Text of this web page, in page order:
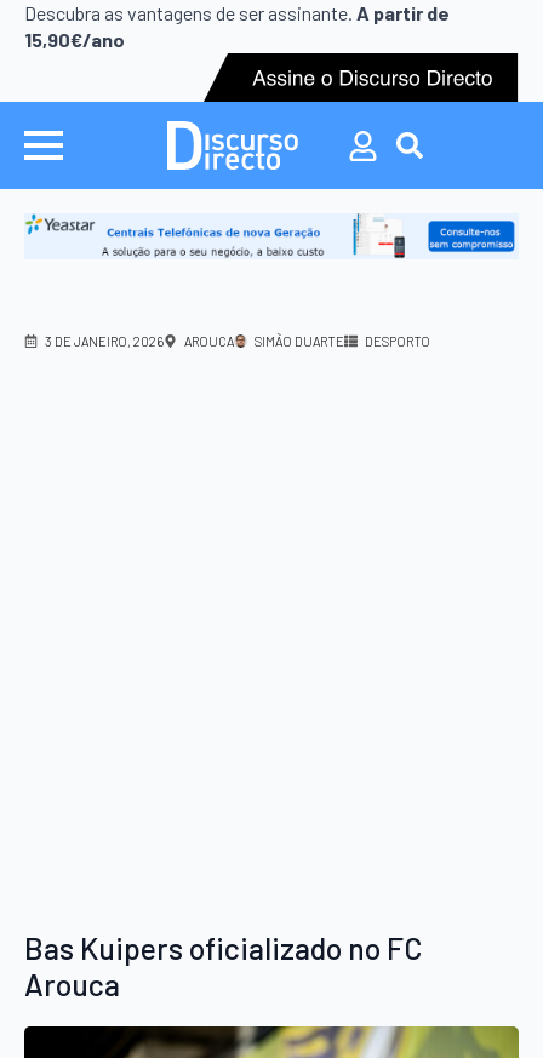
Descubra as vantagens de ser assinante. A partir de
15,90€/ano
Search
for:
Search
3 DE JANEIRO, 2026 AROUCA SIMÃO DUARTE DESPORTO
Bas Kuipers oficializado no FC
Arouca